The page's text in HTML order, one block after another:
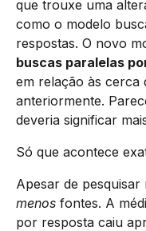
que trouxe uma
como o modelo
respostas. O novo
buscas paralelas
em relação às cerca
anteriormente.
deveria significar
Só que acontece
Apesar de pesquisar
menos fontes. A
por resposta caiu